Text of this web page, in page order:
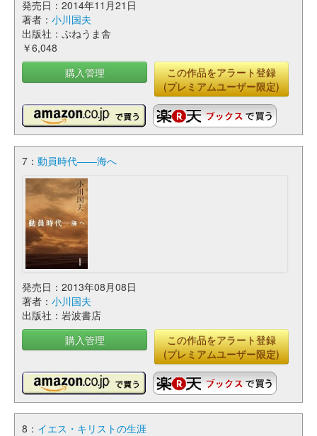
発売日：2014年11月21日
著者： 小川国夫
出版社：ぷねうま舎
￥6,048
購入管理
この作品をアラート登録
(プレミアムユーザー限定)
7： 動員時代――海へ
発売日：2013年08月08日
著者： 小川国夫
出版社：岩波書店
購入管理
この作品をアラート登録
(プレミアムユーザー限定)
8： イエス・キリストの生涯